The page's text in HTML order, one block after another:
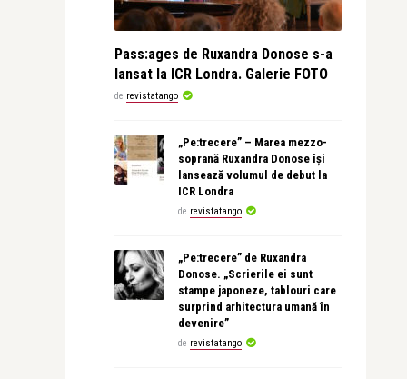
Pass:ages de Ruxandra Donose s-a
lansat la ICR Londra. Galerie FOTO
de revistatango
„Pe:trecere” – Marea mezzo-
soprană Ruxandra Donose își
lansează volumul de debut la
ICR Londra
de revistatango
„Pe:trecere” de Ruxandra
Donose. „Scrierile ei sunt
stampe japoneze, tablouri care
surprind arhitectura umană în
devenire”
de revistatango